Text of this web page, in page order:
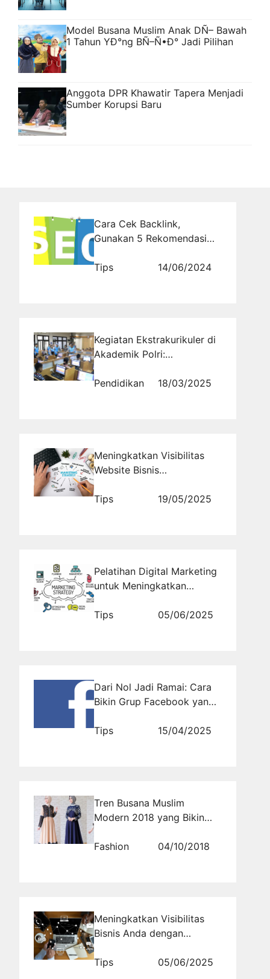
Model Busana Muslim Anak DÑ– Bawah
1 Tahun YÐ°ng BÑ–Ñ•Ð° Jadi Pilihan
Anggota DPR Khawatir Tapera Menjadi
Sumber Korupsi Baru
Cara Cek Backlink,
Gunakan 5 Rekomendasi
Tips
14/06/2024
Kegiatan Ekstrakurikuler di
Akademik Polri:
Pendidikan
18/03/2025
Meningkatkan Visibilitas
Website Bisnis
Teknik Promosi Efektif
Tips 19/05/2025
Pelatihan Digital Marketing
untuk Meningkatkan
Platform Saham
Tips 05/06/2025
Dari Nol Jadi Ramai: Cara
Bikin Grup Facebook yang
Tips
15/04/2025
Tren Busana Muslim
Modern 2018 yang Bikin
Fashion
04/10/2018
Meningkatkan Visibilitas
Bisnis Anda dengan
RajaBacklink.com
Tips 05/06/2025